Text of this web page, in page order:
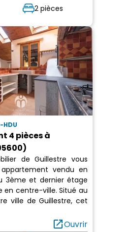
2 pièces
HDU
4 pièces à
de Guillestre vous
vendu en
3ème et dernier étage
en centre-ville. Situé au
ville de Guillestre, cet
open_in_newOuvrir